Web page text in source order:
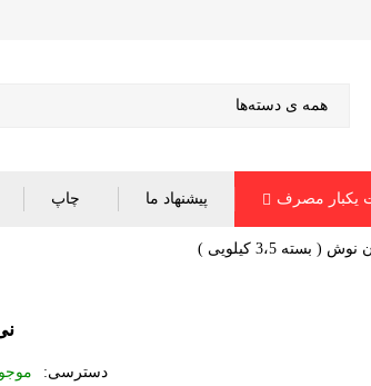
یکبار مصرف پیشنهاد ما چاپ
3،5 کیلویی )
دسترسی: